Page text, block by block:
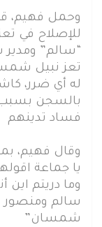
وحمل فهيم،
للإصلاح في
“سالم”
تعز نبيل
له أي ضرر،
بالسجن بسبب
فساد تدينهم
وقال فهيم،
يا جماعة
وما دريتم اين
سالم ومنصور
شمسان”